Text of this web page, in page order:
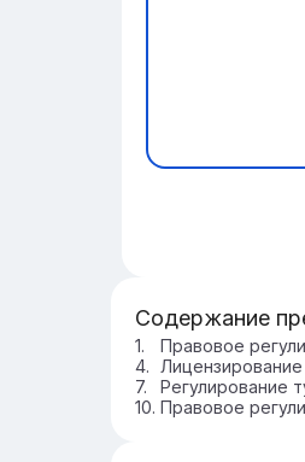
Содержание
Правовое
Регулирование
Правовое